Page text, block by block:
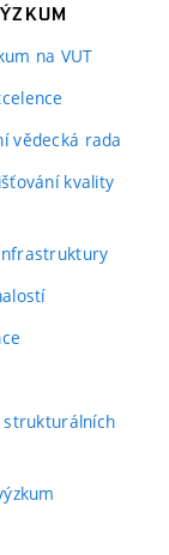
na VUT
vědecká rada
kvality
strukturálních